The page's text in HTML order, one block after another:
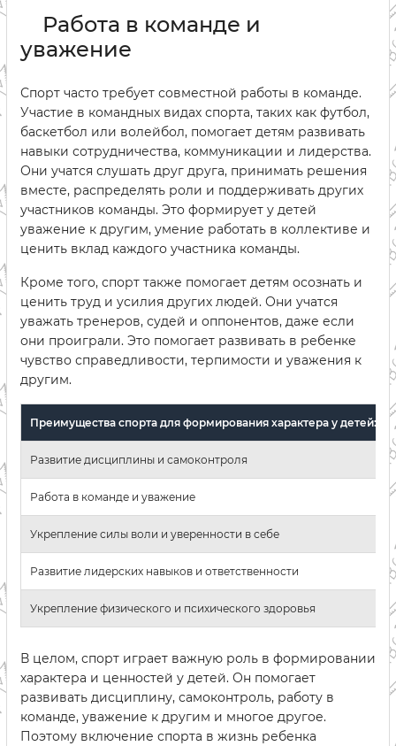
Работа в команде и
уважение
Спорт часто требует совместной работы в команде.
Участие в командных видах спорта, таких как футбол,
баскетбол или волейбол, помогает детям развивать
навыки сотрудничества, коммуникации и лидерства.
Они учатся слушать друг друга, принимать решения
вместе, распределять роли и поддерживать других
участников команды. Это формирует у детей
уважение к другим, умение работать в коллективе и
ценить вклад каждого участника команды.
Кроме того, спорт также помогает детям осознать и
ценить труд и усилия других людей. Они учатся
уважать тренеров, судей и оппонентов, даже если
они проиграли. Это помогает развивать в ребенке
чувство справедливости, терпимости и уважения к
другим.
Преимущества спорта для формирования характера у детей:
Развитие дисциплины и самоконтроля
Работа в команде и уважение
Укрепление силы воли и уверенности в себе
Развитие лидерских навыков и ответственности
Укрепление физического и психического здоровья
В целом, спорт играет важную роль в формировании
характера и ценностей у детей. Он помогает
развивать дисциплину, самоконтроль, работу в
команде, уважение к другим и многое другое.
Поэтому включение спорта в жизнь ребенка